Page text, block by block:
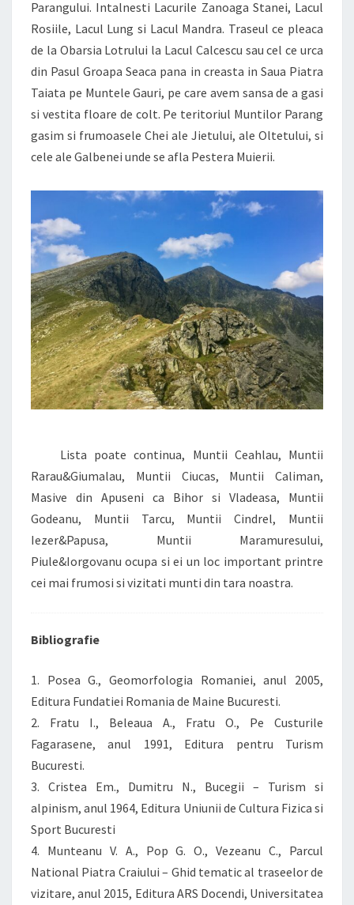
Parangului. Intalnesti Lacurile Zanoaga Stanei, Lacul
Rosiile, Lacul Lung si Lacul Mandra. Traseul ce pleaca
de la Obarsia Lotrului la Lacul Calcescu sau cel ce urca
din Pasul Groapa Seaca pana in creasta in Saua Piatra
Taiata pe Muntele Gauri, pe care avem sansa de a gasi
si vestita floare de colt. Pe teritoriul Muntilor Parang
gasim si frumoasele Chei ale Jietului, ale Oltetului, si
cele ale Galbenei unde se afla Pestera Muierii.
Lista poate continua, Muntii Ceahlau, Muntii
Rarau&Giumalau, Muntii Ciucas, Muntii Caliman,
Masive din Apuseni ca Bihor si Vladeasa, Muntii
Godeanu, Muntii Tarcu, Muntii Cindrel, Muntii
Iezer&Papusa, Muntii Maramuresului,
Piule&Iorgovanu ocupa si ei un loc important printre
cei mai frumosi si vizitati munti din tara noastra.
Bibliografie
1. Posea G., Geomorfologia Romaniei, anul 2005,
Editura Fundatiei Romania de Maine Bucuresti.
2. Fratu I., Beleaua A., Fratu O., Pe Custurile
Fagarasene, anul 1991, Editura pentru Turism
Bucuresti.
3. Cristea Em., Dumitru N., Bucegii – Turism si
alpinism, anul 1964, Editura Uniunii de Cultura Fizica si
Sport Bucuresti
4. Munteanu V. A., Pop G. O., Vezeanu C., Parcul
National Piatra Craiului – Ghid tematic al traseelor de
vizitare, anul 2015, Editura ARS Docendi, Universitatea